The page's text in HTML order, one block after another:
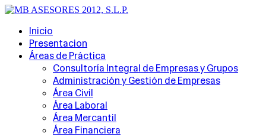
Inicio
Presentacion
Áreas de Práctica
Consultoría Integral de Empresas y Grupos
Administración y Gestión de Empresas
Área Civil
Área Laboral
Área Mercantil
Área Financiera